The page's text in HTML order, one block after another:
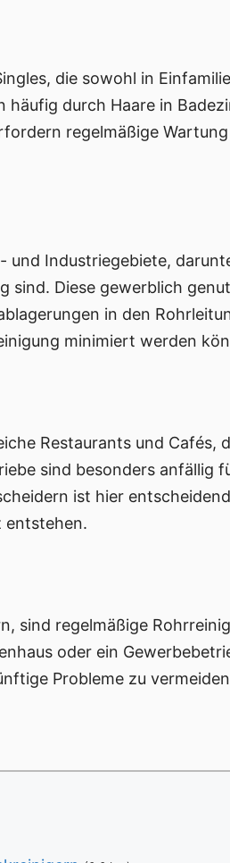
die sowohl in
durch Haare in
regelmäßige
Industriegebiete,
sind. Diese gewerblich
in den
minimiert werden
Restaurants und Cafés,
sind besonders anfällig
ist hier
entstehen.
sind regelmäßige
oder ein
Probleme zu